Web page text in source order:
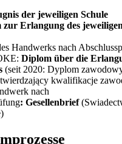
der jeweiligen Schule
zur Erlangung des jeweiligen
Handwerks nach
Diplom über die
(seit 2020: Dyplom
kwalifikacje
nach
: Gesellenbrief